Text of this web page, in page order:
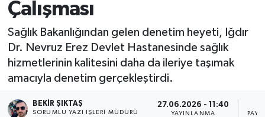
Çalışması
Sağlık Bakanlığından gelen denetim heyeti, Iğdır
Dr. Nevruz Erez Devlet Hastanesinde sağlık
hizmetlerinin kalitesini daha da ileriye taşımak
amacıyla denetim gerçekleştirdi.
BEKIR ŞIKTAŞ
SORUMLU YAZI İŞLERI MÜDÜRÜ
27.06.2026 - 11:40
YAYINLANMA